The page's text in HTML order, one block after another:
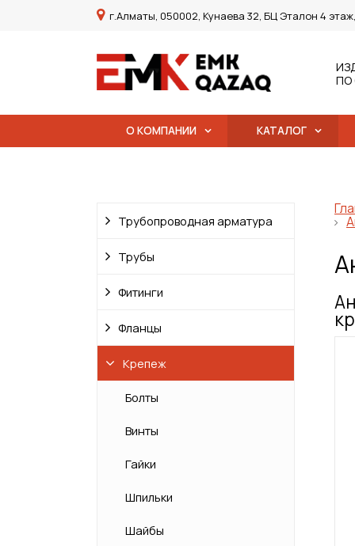
г.Алматы, 050002, Кунаева 32, БЦ Эталон 4
ПО
О КОМПАНИИ КАТАЛОГ
Трубопроводная арматура
Трубы
Фитинги
Фланцы
Крепеж
Болты
Винты
Гайки
Шпильки
Шайбы